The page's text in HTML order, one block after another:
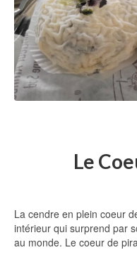
Le
La cendre en plein coeur
intérieur qui surprend par
au monde. Le coeur de